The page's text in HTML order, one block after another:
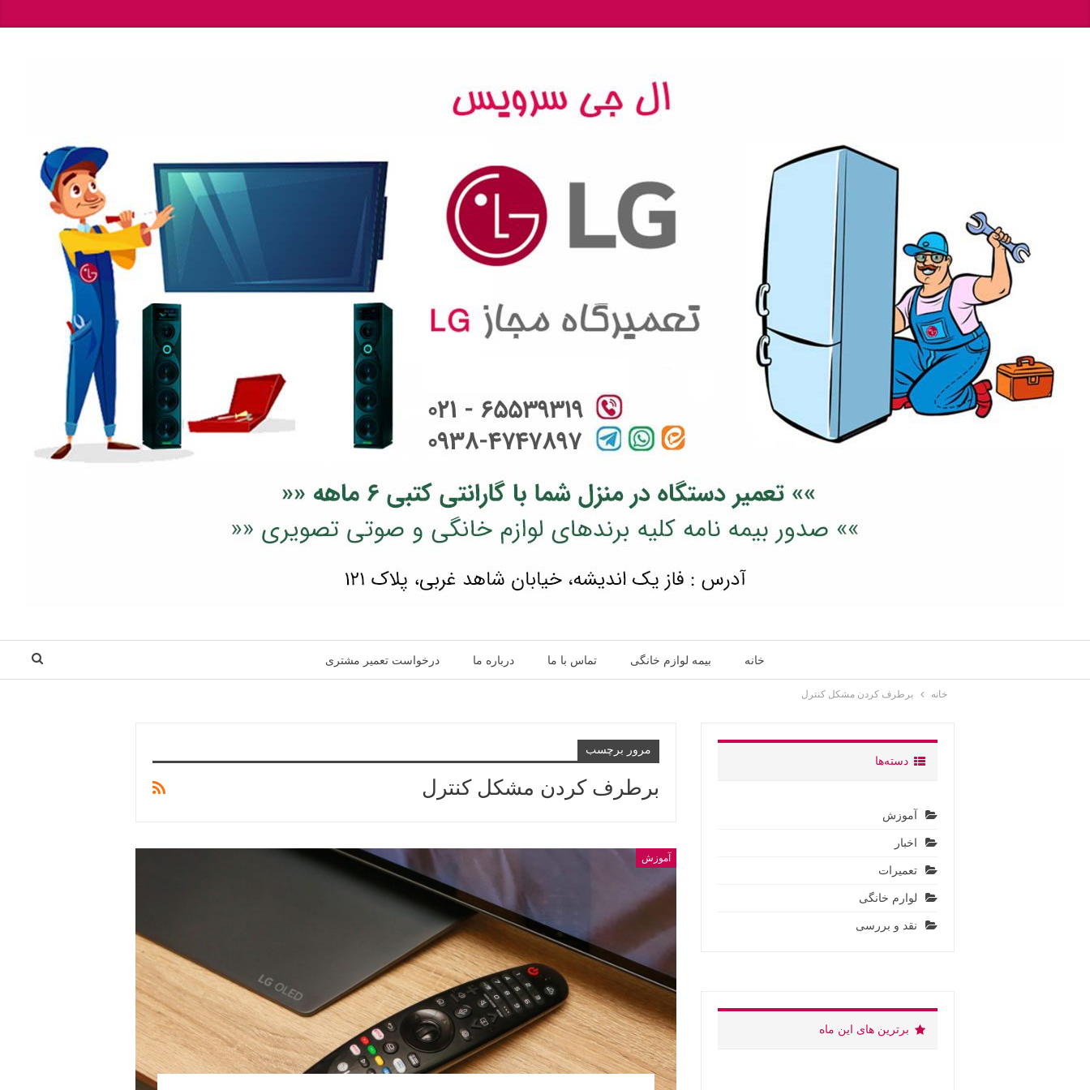
خانه بیمه لوازم خانگی تماس با ما درباره ما درخواست تعمیر مشتری
خانه برطرف کردن مشکل کنترل
مرور برچسب
برطرف کردن مشکل کنترل
آموزش
دسته‌ها
آموزش
اخبار
تعمیرات
لوارم خانگی
نقد و بررسی
برترین های این ماه